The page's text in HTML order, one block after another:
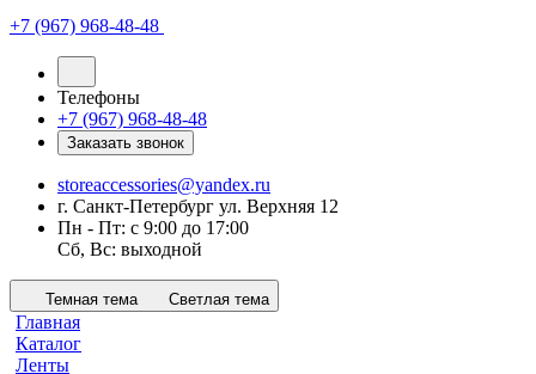
+7 (967) 968-48-48
Телефоны
+7 (967) 968-48-48
Заказать звонок
storeaccessories@yandex.ru
г. Санкт-Петербург ул. Верхняя 12
Пн - Пт: с 9:00 до 17:00
Сб, Вс: выходной
Темная тема Светлая тема
Главная
Каталог
Ленты